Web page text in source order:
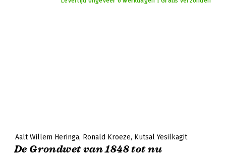
Aalt Willem Heringa Ronald Kroeze Kutsal Yesilkagit
De Grondwet van 1848 tot nu